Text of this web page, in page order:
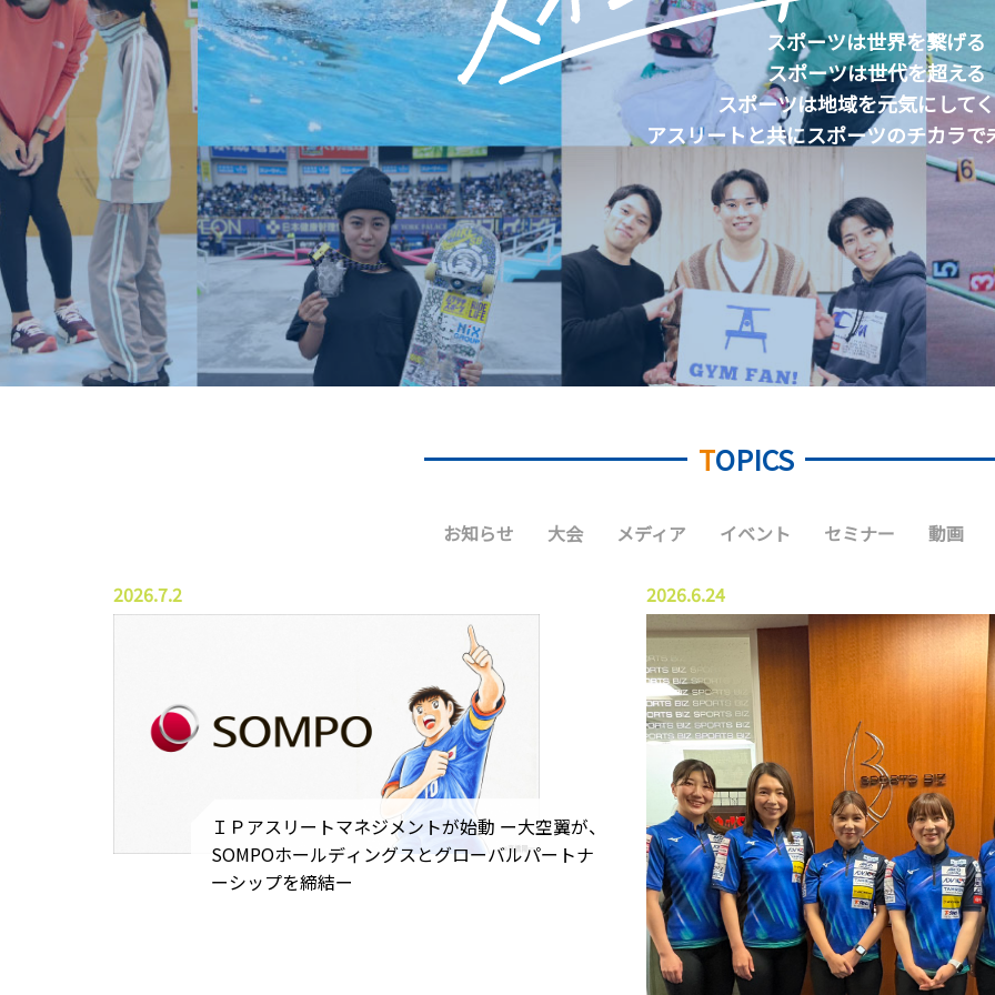
スポーツは世界を繋げる
スポーツは世代を超える
スポーツは地域を元気にして
アスリートと共にスポーツのチカラで
TOPICS
お知らせ 大会 メディア イベント セミナー 動画
2026.7.2
ＩＰアスリートマネジメントが始動 ー大空翼が、
SOMPOホールディングスとグローバルパートナ
ーシップを締結ー
2026.6.24